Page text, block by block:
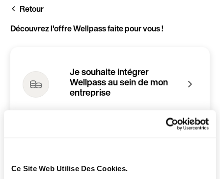
Ce Site Web Utilise Des Cookies.
Aller
principal
Retour
Découvrez l'offre Wellpass faite pour vous !
Je souhaite intégrer
Wellpass au sein de mon
entreprise
bien-être